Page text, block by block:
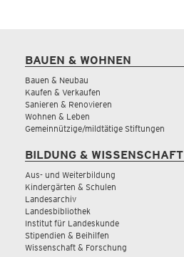
BAUEN & WOHNEN
Bauen & Neubau
Kaufen & Verkaufen
Sanieren & Renovieren
Wohnen & Leben
Gemeinnützige/mildtätige Stiftungen
BILDUNG & WISSENSCHAFT
Aus- und Weiterbildung
Kindergärten & Schulen
Landesarchiv
Landesbibliothek
Institut für Landeskunde
Stipendien & Beihilfen
Wissenschaft & Forschung